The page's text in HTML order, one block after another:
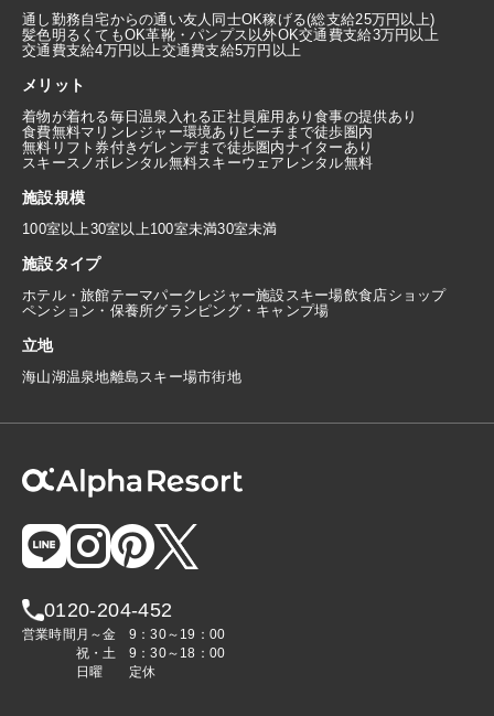
通し勤務自宅からの通い友人同士OK稼げる(総支給25万円以上)
髪色明るくてもOK革靴・パンプス以外OK交通費支給3万円以上
交通費支給4万円以上交通費支給5万円以上
メリット
着物が着れる毎日温泉入れる正社員雇用あり食事の提供あり
食費無料マリンレジャー環境あり ビーチまで徒歩圏内
無料リフト券付きゲレンデまで徒歩圏内ナイターあり
スキースノボレンタル無料スキーウェアレンタル無料
施設規模
100室以上30室以上100室未満30室未満
施設タイプ
ホテル・旅館テーマパーク レジャー施設スキー場飲食店ショップ
ペンション・保養所グランピング・キャンプ場
立地
海山湖温泉地離島スキー場市街地
0120-204-452
営業時間 月～金
9：30～19：00
祝・土
9：30～18：00
日曜
定休